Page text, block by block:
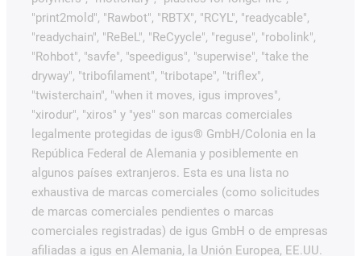
"print2mold", "Rawbot", "RBTX", "RCYL", "readycable",
"readychain", "ReBeL", "ReCyycle", "reguse", "robolink",
"Rohbot", "savfe", "speedigus", "superwise", "take the
dryway", "tribofilament", "tribotape", "triflex",
"twisterchain", "when it moves, igus improves",
"xirodur", "xiros" y "yes" son marcas comerciales
legalmente protegidas de igus® GmbH/Colonia en la
República Federal de Alemania y posiblemente en
algunos países extranjeros. Esta es una lista no
exhaustiva de marcas comerciales (como solicitudes
de marcas comerciales pendientes o marcas
comerciales registradas) de igus GmbH o de empresas
afiliadas a igus en Alemania, la Unión Europea, EE.UU.